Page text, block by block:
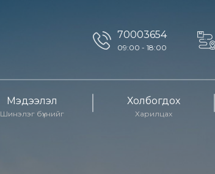
70003654
09:00 - 18:00
Мэдээлэл
Шинэлэг бүхнийг
Холбогдох
Харилцах